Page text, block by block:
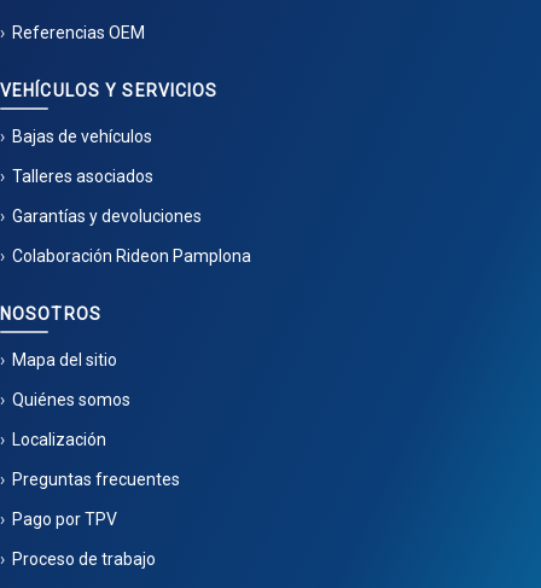
Referencias OEM
VEHÍCULOS Y SERVICIOS
Bajas de vehículos
Talleres asociados
Garantías y devoluciones
Colaboración Rideon Pamplona
NOSOTROS
Mapa del sitio
Quiénes somos
Localización
Preguntas frecuentes
Pago por TPV
Proceso de trabajo